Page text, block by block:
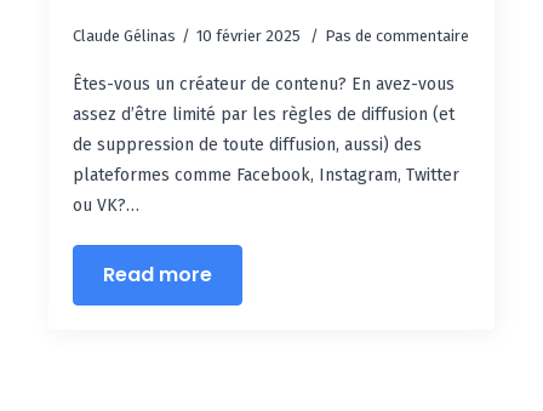
Claude Gélinas 10 février 2025 Pas de commentaire
Êtes-vous un créateur de contenu? En avez-vous
assez d’être limité par les règles de diffusion (et
de suppression de toute diffusion, aussi) des
plateformes comme Facebook, Instagram, Twitter
ou VK?…
Read more